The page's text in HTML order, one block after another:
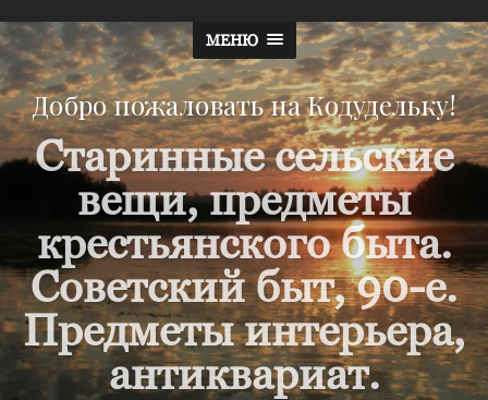
МЕНЮ
Добро пожаловать на Кодудельку!
Старинные сельские
вещи, предметы
крестьянского быта.
Советский быт, 90-е.
Предметы интерьера,
антиквариат.